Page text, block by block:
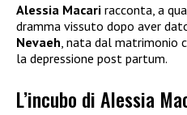
Alessia Macari racconta, a
dramma vissuto dopo aver
Nevaeh , nata dal matrimonio
la depressione post partum.
L’incubo di Alessia